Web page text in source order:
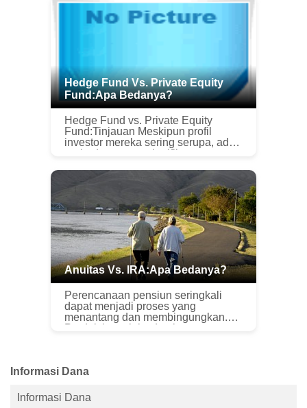
Hedge Fund Vs. Private Equity
Fund:Apa Bedanya?
Hedge Fund vs. Private Equity
Fund:Tinjauan Meskipun profil
investor mereka sering serupa, ada
perbedaan yang signifikan antara
dicari oleh dana lindung nilai dan
dan...
Anuitas Vs. IRA:Apa Bedanya?
Perencanaan pensiun seringkali
dapat menjadi proses yang
menantang dan membingungkan.
Produk kompleks dan jargon
berliku...
Informasi Dana
Informasi Dana